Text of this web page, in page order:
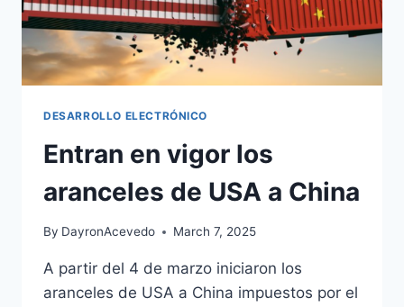
DESARROLLO ELECTRÓNICO
Entran en vigor los
aranceles de USA a China
By DayronAcevedo March 7, 2025
A partir del 4 de marzo iniciaron los
aranceles de USA a China impuestos por el